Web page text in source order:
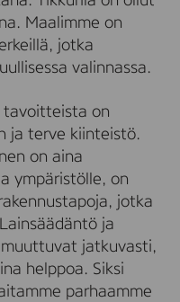
Maalimme on
jotka
valinnassa.
tavoitteista on
ja terve kiinteistö.
on aina
ympäristölle, on
jotka
ja
jatkuvasti,
helppoa. Siksi
parhaamme